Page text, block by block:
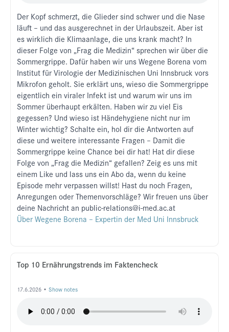
Der Kopf schmerzt, die Glieder sind schwer und die Nase
läuft – und das ausgerechnet in der Urlaubszeit. Aber ist
es wirklich die Klimaanlage, die uns krank macht? In
dieser Folge von „Frag die Medizin“ sprechen wir über die
Sommergrippe. Dafür haben wir uns Wegene Borena vom
Institut für Virologie der Medizinischen Uni Innsbruck vors
Mikrofon geholt. Sie erklärt uns, wieso die Sommergrippe
eigentlich ein viraler Infekt ist und warum wir uns im
Sommer überhaupt erkälten. Haben wir zu viel Eis
gegessen? Und wieso ist Händehygiene nicht nur im
Winter wichtig? Schalte ein, hol dir die Antworten auf
diese und weitere interessante Fragen – Damit die
Sommergrippe keine Chance bei dir hat! Hat dir diese
Folge von „Frag die Medizin“ gefallen? Zeig es uns mit
einem Like und lass uns ein Abo da, wenn du keine
Episode mehr verpassen willst! Hast du noch Fragen,
Anregungen oder Themenvorschläge? Wir freuen uns über
deine Nachricht an public-relations@i-med.ac.at
Über Wegene Borena – Expertin der Med Uni Innsbruck
Top 10 Ernährungstrends im Faktencheck
17.6.2026 • Show notes